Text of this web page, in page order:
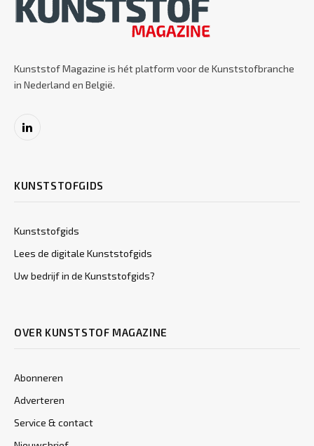
Kunststof Magazine is hét platform voor de Kunststofbranche
in Nederland en België.
LinkedIn
KUNSTSTOFGIDS
Kunststofgids
Lees de digitale Kunststofgids
Uw bedrijf in de Kunststofgids?
OVER KUNSTSTOF MAGAZINE
Abonneren
Adverteren
Service & contact